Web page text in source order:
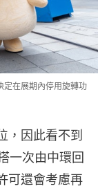
定在展期內停用旋轉功
，因此看不到
一次由中環回
可還會考慮再